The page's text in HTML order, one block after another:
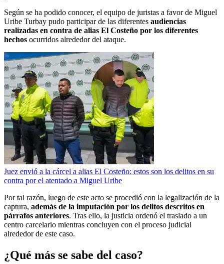
Según se ha podido conocer, el equipo de juristas a favor de Miguel
Uribe Turbay pudo participar de las diferentes audiencias
realizadas en contra de alias El Costeño por los diferentes
hechos ocurridos alrededor del ataque.
Juez envió a la cárcel a alias El Costeño: estos son los delitos en su
contra por el atentado a Miguel Uribe
Por tal razón, luego de este acto se procedió con la legalización de la
captura, además de la imputación por los delitos descritos en
párrafos anteriores. Tras ello, la justicia ordenó el traslado a un
centro carcelario mientras concluyen con el proceso judicial
alrededor de este caso.
¿Qué más se sabe del caso?